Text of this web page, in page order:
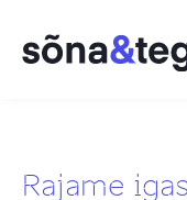
Rajame